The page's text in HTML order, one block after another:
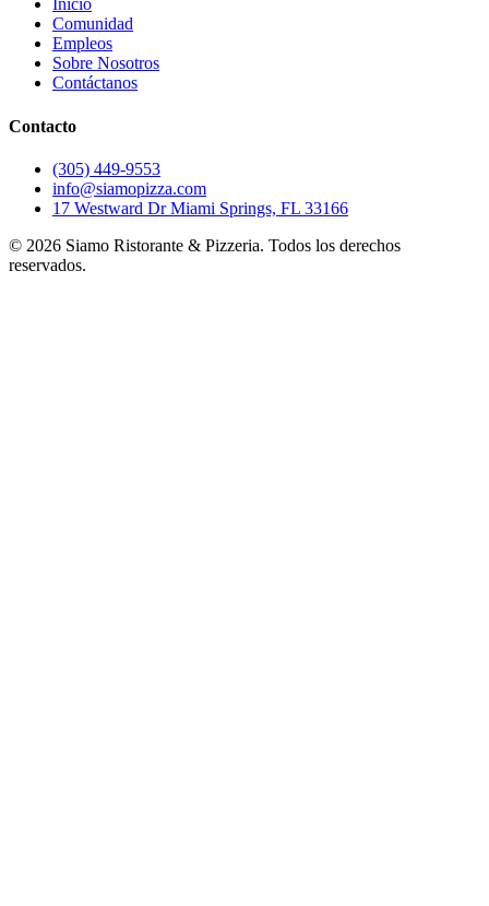
Inicio
Comunidad
Empleos
Sobre Nosotros
Contáctanos
Contacto
(305) 449-9553
info@siamopizza.com
17 Westward Dr Miami Springs, FL 33166
© 2026 Siamo Ristorante & Pizzeria. Todos los derechos
reservados.